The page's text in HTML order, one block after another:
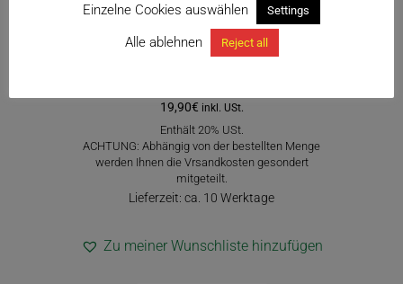
19,90€ inkl. USt.
Enthält 20% USt.
ACHTUNG: Abhängig von der bestellten Menge
werden Ihnen die Vrsandkosten gesondert
mitgeteilt.
Lieferzeit: ca. 10 Werktage
Zu meiner Wunschliste hinzufügen
Einzelne Cookies auswählen Settings
Alle ablehnen Reject all